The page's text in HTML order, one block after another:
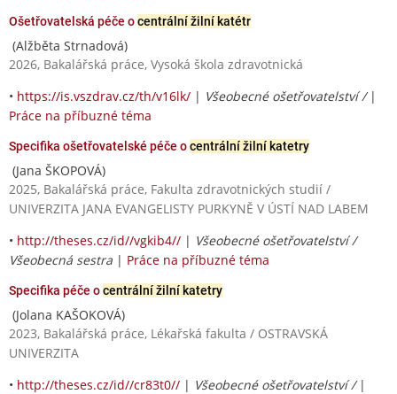
Ošetřovatelská péče ocentrální žilní katétr
(Alžběta Strnadová)
2026, Bakalářská práce, Vysoká škola zdravotnická
• https://is.vszdrav.cz/th/v16lk/ | Všeobecné ošetřovatelství / |
Práce na příbuzné téma
Specifika ošetřovatelské péče ocentrální žilní katetry
(Jana ŠKOPOVÁ)
2025, Bakalářská práce, Fakulta zdravotnických studií /
UNIVERZITA JANA EVANGELISTY PURKYNĚ V ÚSTÍ NAD LABEM
• http://theses.cz/id//vgkib4// | Všeobecné ošetřovatelství /
Všeobecná sestra | Práce na příbuzné téma
Specifika péče ocentrální žilní katetry
(Jolana KAŠOKOVÁ)
2023, Bakalářská práce, Lékařská fakulta / OSTRAVSKÁ
UNIVERZITA
• http://theses.cz/id//cr83t0// | Všeobecné ošetřovatelství / |